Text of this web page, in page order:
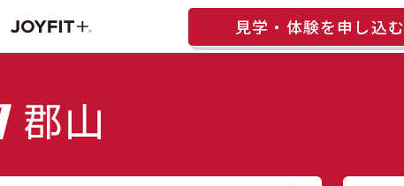
見学・体験を申し込む